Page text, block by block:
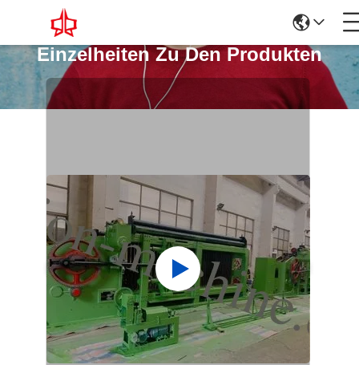
Einzelheiten Zu Den Produkten